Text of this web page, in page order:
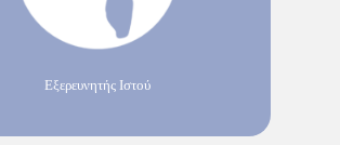
Εξερευνητής Ιστού